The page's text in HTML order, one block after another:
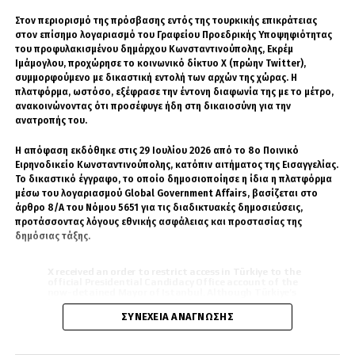
χρησιμοποιούνται από τους γείτονες για να
χτίσουν αλυτρωτικό αφήγημα.
Η τοπική κοινωνία πρέπει να κατανοήσει τον
ρόλο της και την ευθύνη της. Η παράδοση είναι
πολύτιμη όταν ενώνει. Όταν όμως
διαστρεβλώνεται και αξιοποιείται από
σκοτεινά εθνικιστικά κέντρα, τότε
μετατρέπεται σε δούρειο ίππο.
Επιπλέον, απαιτείται σαφής στρατηγική από
το Υπουργείο Εσωτερικών, και των
εξωτερικών, με ενημέρωση, εποπτεία και
επερχόμενα πανηγύρια, όπως αυτό του Αγίου
Παντελεήμονα στις 27 Ιουλίου, όπου ήδη
Στον περιορισμό της πρόσβασης εντός της τουρκικής επικράτειας
στον επίσημο λογαριασμό του Γραφείου Προεδρικής Υποψηφιότητας
του προφυλακισμένου δημάρχου Κωνσταντινούπολης, Εκρέμ
Ιμάμογλου, προχώρησε το κοινωνικό δίκτυο X (πρώην Twitter),
συμμορφούμενο με δικαστική εντολή των αρχών της χώρας. Η
πλατφόρμα, ωστόσο, εξέφρασε την έντονη διαφωνία της με το μέτρο,
ανακοινώνοντας ότι προσέφυγε ήδη στη δικαιοσύνη για την
ανατροπής του.
Η απόφαση εκδόθηκε στις 29 Ιουλίου 2026 από το 8ο Ποινικό
Ειρηνοδικείο Κωνσταντινούπολης, κατόπιν αιτήματος της Εισαγγελίας.
Το δικαστικό έγγραφο, το οποίο δημοσιοποίησε η ίδια η πλατφόρμα
μέσω του λογαριασμού Global Government Affairs, βασίζεται στο
άρθρο 8/Α του Νόμου 5651 για τις διαδικτυακές δημοσιεύσεις,
προτάσσοντας λόγους εθνικής ασφάλειας και προστασίας της
δημόσιας τάξης.
laws force us to comply with the order, we are
challenging the order in court and, in the spirit of full
transparency,…pic.twitter.com/shbxPLYJHm
ΣΥΝΈΧΕΙΑ ΑΝΆΓΝΩΣΗΣ